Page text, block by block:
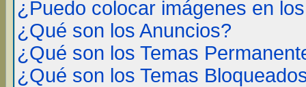
¿Puedo colocar imágenes en
¿Qué son los Anuncios?
¿Qué son los Temas
¿Qué son los Temas